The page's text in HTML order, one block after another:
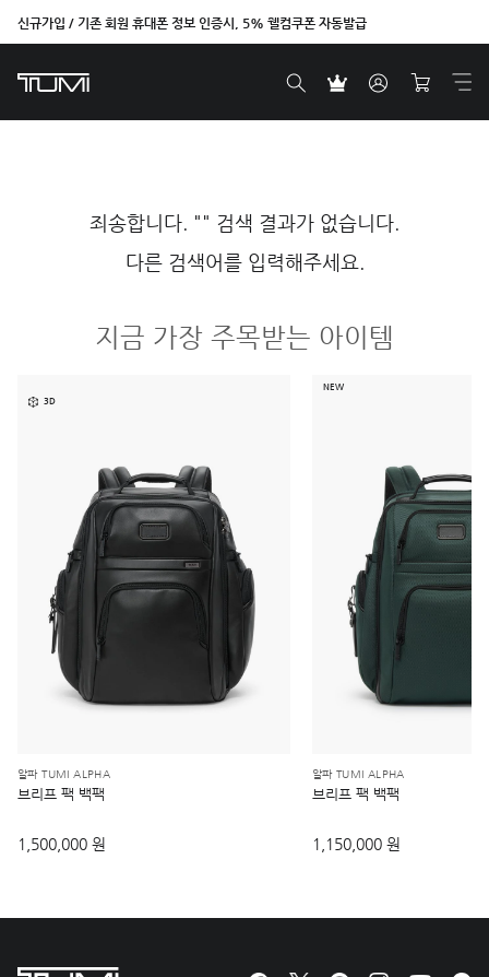
신규가입 / 기존 회원 휴대폰 정보 인증시, 5% 웰컴쿠폰 자동발급
죄송합니다. "" 검색 결과가 없습니다.
다른 검색어를 입력해주세요.
지금 가장 주목받는 아이템
3D
알파 TUMI ALPHA
브리프 팩 백팩
1,500,000 원
NEW
알파 TUMI ALPHA
브리프 팩 백팩
1,150,000 원